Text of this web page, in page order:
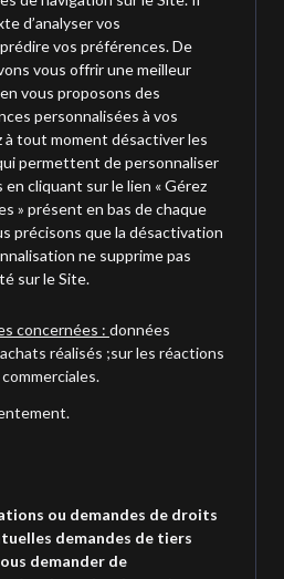
d’analyser vos
vos préférences. De
vous offrir une meilleur
vous proposons des
personnalisées à vos
tout moment désactiver les
permettent de personnaliser
cliquant sur le lien « Gérez
» présent en bas de chaque
précisons que la désactivation
ne supprime pas
sur le Site.
concernées : données
réalisés ;sur les réactions
ou demandes de droits
demandes de tiers
demander de